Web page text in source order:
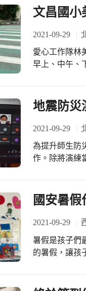
踴躍。 「老師
只要是自己的
播、內心掩不
的，老師們
快樂的老師，
文昌國小
2021-09-29
愛心工作隊林
早上、中午、
長及社區里民
聚志工向心力
地震防災
2021-09-29
為提升師生防
作。除將演練
國安暑假
2021-09-29
暑假是孩子們
的暑假，讓孩
受疫情影響，